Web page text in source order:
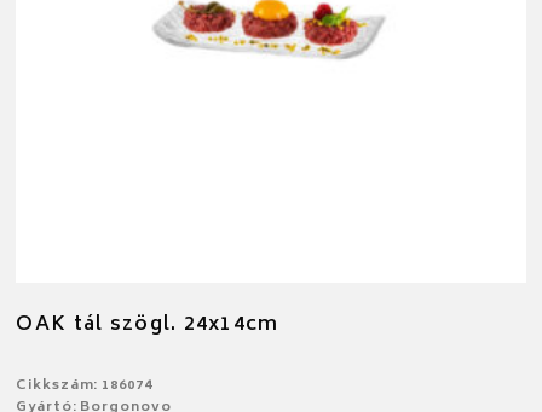
OAK tál szögl. 24x14cm
Cikkszám: 186074